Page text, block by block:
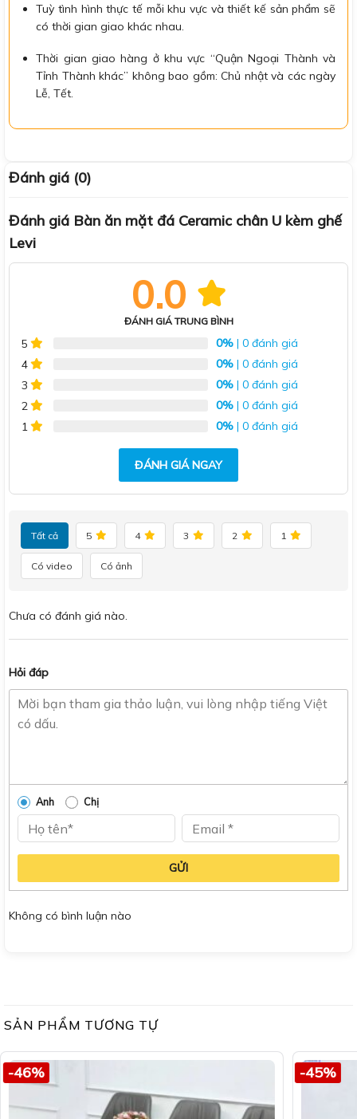
Tuỳ tình hình thực tế mỗi khu vực và thiết kế sản phẩm sẽ
có thời gian giao khác nhau.
Thời gian giao hàng ở khu vực “Quận Ngoại Thành và
Tỉnh Thành khác” không bao gồm: Chủ nhật và các ngày
Lễ, Tết.
Đánh giá (0)
Đánh giá Bàn ăn mặt đá Ceramic chân U kèm ghế
Levi
0.0
ĐÁNH GIÁ TRUNG BÌNH
5 0% | 0 đánh giá
4
0% | 0 đánh giá
3
0% | 0 đánh giá
2
0% | 0 đánh giá
1
0% | 0 đánh giá
ĐÁNH GIÁ NGAY
Tất cả 5 4 3 2 1
Có video Có ảnh
Chưa có đánh giá nào.
Hỏi đáp
Anh Chị
GỬI
Không có bình luận nào
SẢN PHẨM TƯƠNG TỰ
-46% -45%